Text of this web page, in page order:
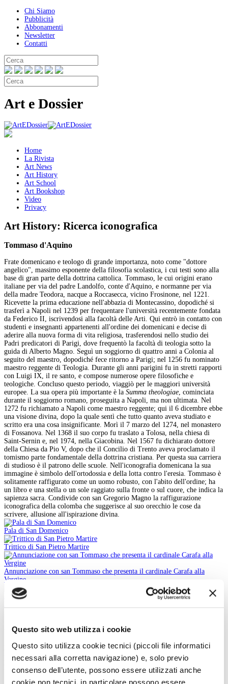
Questo sito web utilizza i cookie
Questo sito utilizza cookie tecnici (piccoli file informatici
necessari alla corretta navigazione) e, solo previo
consenso dell’utente, possono essere utilizzati anche
cookie non tecnici, in particolare possono essere
Chi Siamo
Pubblicità
Abbonamenti
Newsletter
Contatti
Art e Dossier
Home
La Rivista
Art News
Art History
Art School
Art Bookshop
Video
Privacy
Art History: Ricerca iconografica
Tommaso d'Aquino
Frate domenicano e teologo di grande importanza, noto come "dottore
angelico", massimo esponente della filosofia scolastica, i cui testi sono alla
base di gran parte della dottrina cattolica. Tommaso, le cui origini erano
italiane per via del padre Landolfo, conte d'Aquino, e normanne per via
della madre Teodora, nacque a Roccasecca, vicino Frosinone, nel 1221.
Ricevette la prima educazione nell'abbazia di Montecassino, dopodiché si
trasferì a Napoli nel 1239 per frequentare l'università recentemente fondata
da Federico II, iscrivendosi alla facoltà delle Arti. Qui entrò in contatto con
studenti e insegnanti appartenenti all'ordine dei domenicani e decise di
aderire alla nuova forma di vita religiosa, trasferendosi nello studio dei
Padri predicatori di Parigi, dove frequentò la facoltà di teologia sotto la
guida di Alberto Magno. Seguì un soggiorno di quattro anni a Colonia al
seguito del maestro, dopodiché fece ritorno a Parigi; nel 1256 fu nominato
maestro reggente di Teologia. Durante gli anni parigini fu in stretti rapporti
con Luigi IX, il re santo, e compose numerose opere filosofiche e
teologiche. Concluso questo periodo, viaggiò per le maggiori università
europee. La sua opera più importante è la Summa theologiae, cominciata
durante il soggiorno romano, proseguita a Napoli, ma non ultimata. Nel
1272 fu richiamato a Napoli come maestro reggente; qui il 6 dicembre ebbe
una visione divina, dopo la quale sentì che tutto quanto aveva studiato e
scritto era una cosa insignificante. Morì il 7 marzo del 1274, nel monastero
di Fossanova. Nel 1368 il suo corpo fu traslato a Tolosa, nella chiesa di
Saint-Sernin e, nel 1974, nella Giacobina. Nel 1567 fu dichiarato dottore
della Chiesa da Pio V, dopo che il Concilio di Trento aveva proclamato il
tomismo parte fondamentale della dottrina cristiana. Per questa sua carriera
di studioso è il patrono delle scuole. Nell'iconografia domenicana la sua
immagine è simbolo dell'ortodossia e della lotta contro l'eresia. Tommaso è
solitamente raffigurato come un uomo robusto, con l'abito dell'ordine; ha
un libro e una stella o un sole raggiato sulla fronte o sul cuore, che indica la
sapienza sacra. Condivide con san Gregorio Magno la raffigurazione
iconografica della colomba che suggerisce al suo orecchio le cose da
scrivere, allusione all'ispirazione divina.
Pala di San Domenico
Trittico di San Pietro Martire
Annunciazione con san Tommaso che presenta il cardinale Carafa alla
Vergine
Natività di Cristo
Cerca nell'iconografia
Iconografia:
Parole chiave: